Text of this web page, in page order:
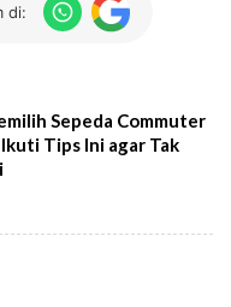
di:
Sepeda Commuter
Tips Ini agar Tak